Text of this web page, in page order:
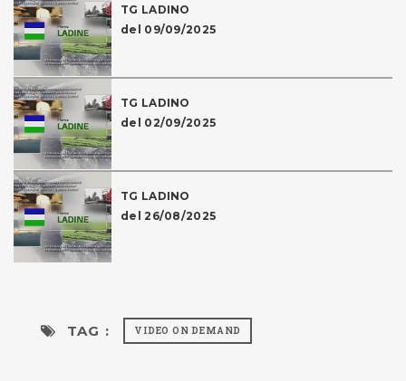
TG LADINO
del 09/09/2025
TG LADINO
del 02/09/2025
TG LADINO
del 26/08/2025
TAG : VIDEO ON DEMAND